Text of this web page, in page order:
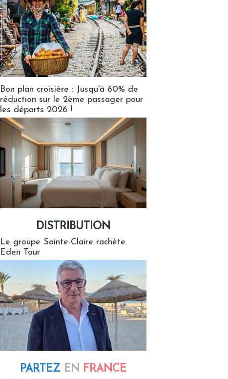
Bon plan croisière : Jusqu'à 60% de
réduction sur le 2ème passager pour
les départs 2026 !
DISTRIBUTION
Le groupe Sainte-Claire rachète
Eden Tour
PARTEZ EN FRANCE